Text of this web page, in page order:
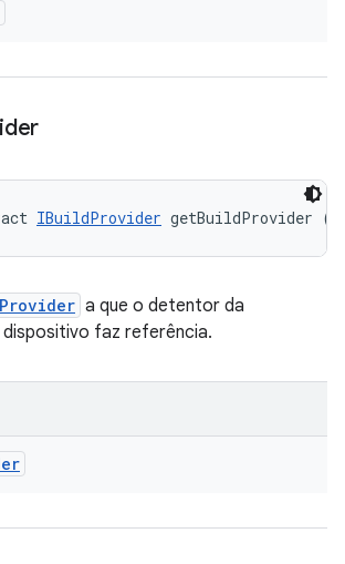
IBuildProvider getBuildProvider ()
a que o detentor da
faz referência.